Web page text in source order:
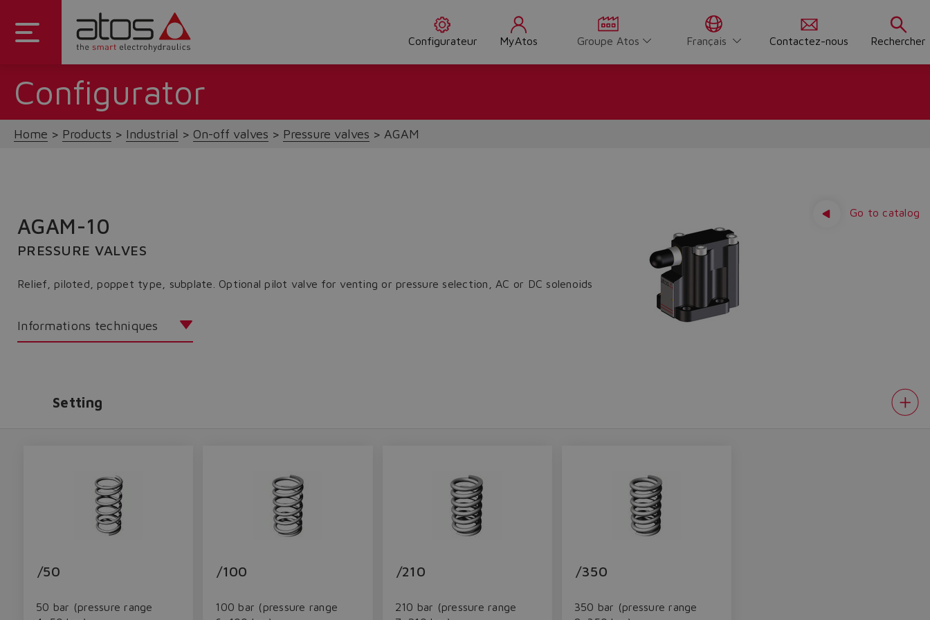
Configurateur MyAtos Groupe Atos Français Contactez-nous Rechercher
Configurator
Home Products Industrial On-off valves Pressure valves AGAM
Go to catalog
AGAM-10
PRESSURE VALVES
Relief, piloted, poppet type, subplate. Optional pilot valve for venting or pressure selection, AC or DC solenoids
Informations techniques
Setting
/50
50 bar (pressure range
/100
100 bar (pressure range
/210
210 bar (pressure range
/350
350 bar (pressure range